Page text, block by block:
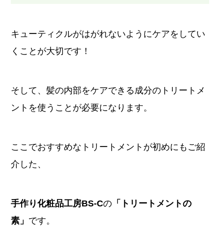
キューティクルがはがれないようにケアをしてい
くことが大切です！
そして、髪の内部をケアできる成分のトリートメ
ントを使うことが必要になります。
ここでおすすめなトリートメントが初めにもご紹
介した、
手作り化粧品工房BS-Cの 「トリートメントの
素」 です。